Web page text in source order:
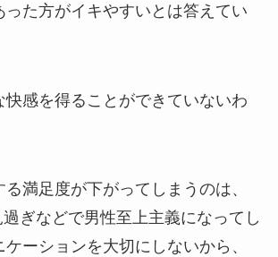
った方がイキやすいとは答えてい
快感を得ることができていないわ
満足度が下がってしまうのは、
ぎなどで男性至上主義になってし
ーションを大切にしないから、